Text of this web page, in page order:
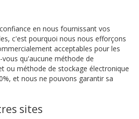
en nous fournissant vos
c'est pourquoi nous nous efforçons
acceptables pour les
qu'aucune méthode de
ou méthode de stockage électronique
et nous ne pouvons garantir sa
sites